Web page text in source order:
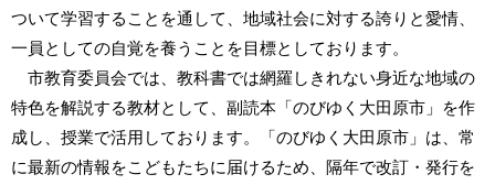
ついて学習することを通して、地域社会に対する誇りと愛情、
一員としての自覚を養うことを目標としております。
市教育委員会では、教科書では網羅しきれない身近な地域の
特色を解説する教材として、副読本「のびゆく大田原市」を作
成し、授業で活用しております。「のびゆく大田原市」は、常
に最新の情報をこどもたちに届けるため、隔年で改訂・発行を